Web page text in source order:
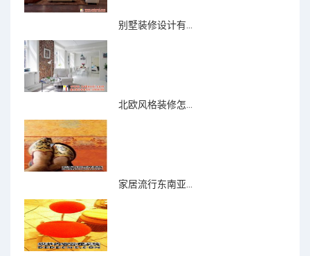
别墅装修设计有...
北欧风格装修怎...
家居流行东南亚...